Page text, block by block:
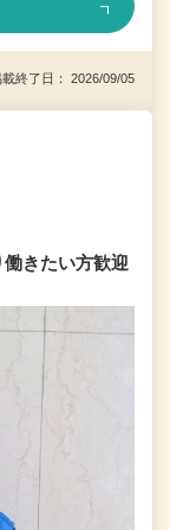
終了日： 2026/09/05
きたい方歓迎